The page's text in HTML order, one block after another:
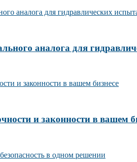
аналога для
и законности в вашем